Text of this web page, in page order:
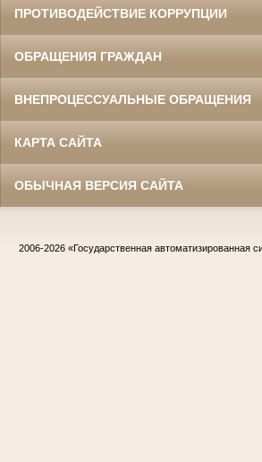
ПРОТИВОДЕЙСТВИЕ КОРРУПЦИИ
ОБРАЩЕНИЯ ГРАЖДАН
ВНЕПРОЦЕССУАЛЬНЫЕ ОБРАЩЕНИЯ
КАРТА САЙТА
ОБЫЧНАЯ ВЕРСИЯ САЙТА
2006-2026 «Государственная автоматизированная